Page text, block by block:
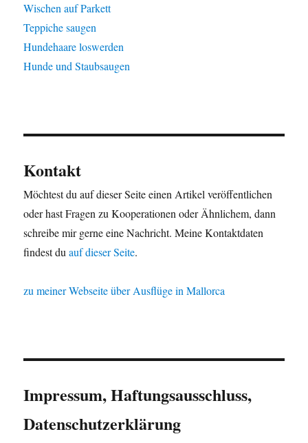
Wischen auf Parkett
Teppiche saugen
Hundehaare loswerden
Hunde und Staubsaugen
Kontakt
Möchtest du auf dieser Seite einen Artikel veröffentlichen
oder hast Fragen zu Kooperationen oder Ähnlichem, dann
schreibe mir gerne eine Nachricht. Meine Kontaktdaten
findest duauf dieser Seite.
zu meiner Webseite über Ausflüge in Mallorca
Impressum, Haftungsausschluss,
Datenschutzerklärung